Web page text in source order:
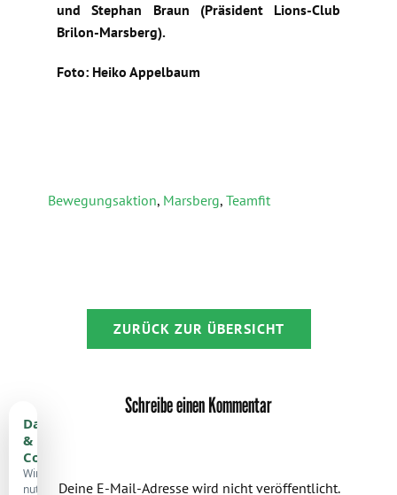
und Stephan Braun (Präsident Lions-Club
Brilon-Marsberg).
Foto: Heiko Appelbaum
Bewegungsaktion, Marsberg, Teamfit
ZURÜCK ZUR ÜBERSICHT
Schreibe einen Kommentar
Deine E-Mail-Adresse wird nicht veröffentlicht.
Datenschutz
&
Cookies
Wir
nutzen